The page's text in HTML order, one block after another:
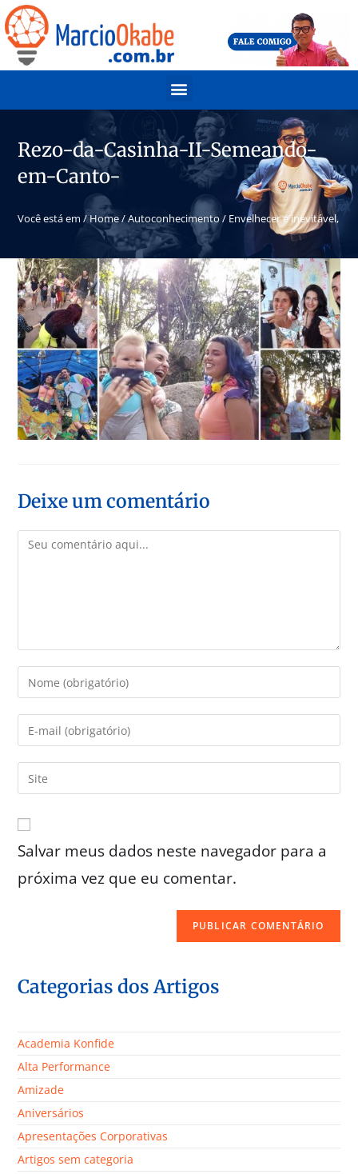
Rezo-da-Casinha-II-Semeando-
em-Canto-
Você está em / Home/Autoconhecimento / Envelhecer é inevitável,
Deixe um comentário
Salvar meus dados neste navegador para a
próxima vez que eu comentar.
Categorias dos Artigos
Academia Konfide
Alta Performance
Amizade
Aniversários
Apresentações Corporativas
Artigos sem categoria